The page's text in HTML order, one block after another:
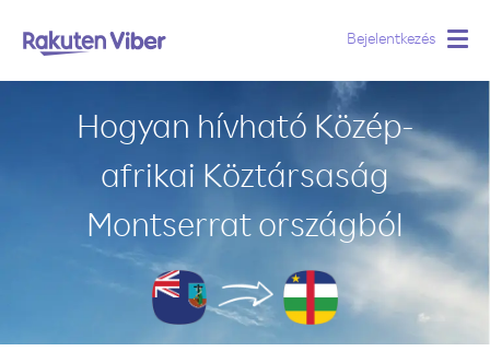
Bejelentkezés
Hogyan hívható Közép-
afrikai Köztársaság
Montserrat országból